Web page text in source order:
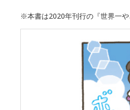
※本書は2020年刊行の『世界一や